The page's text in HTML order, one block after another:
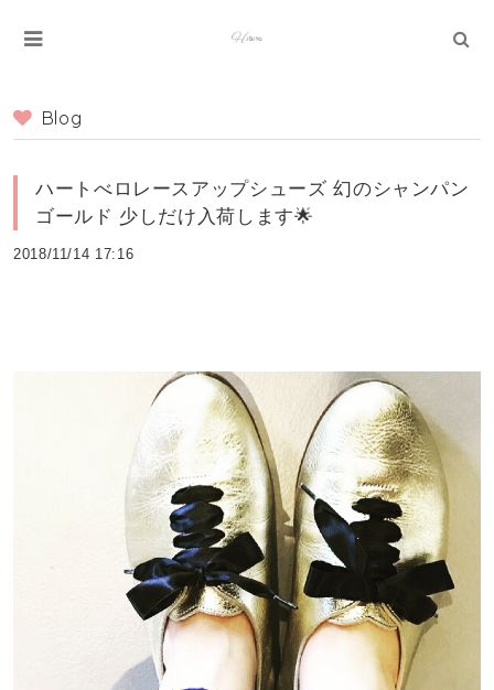
Blog
ハートべロレースアップシューズ 幻のシャンパン
ゴールド 少しだけ入荷します🌟
2018/11/14 17:16